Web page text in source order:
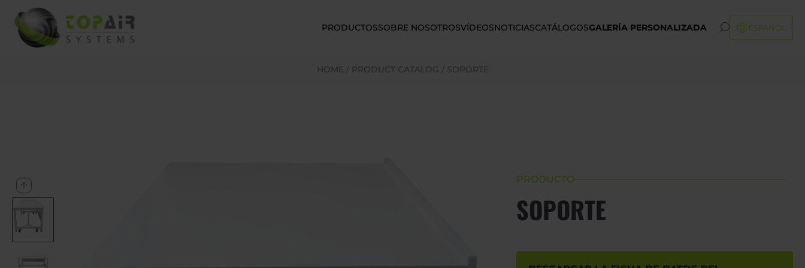
PRODUCTOSSOBRE NOSOTROSVÍDEOSNOTICIASCATÁLOGOSGALERÍA PERSONALIZADA ESPAÑOL
HOME / PRODUCT CATALOG / SOPORTE
PRODUCTO
SOPORTE